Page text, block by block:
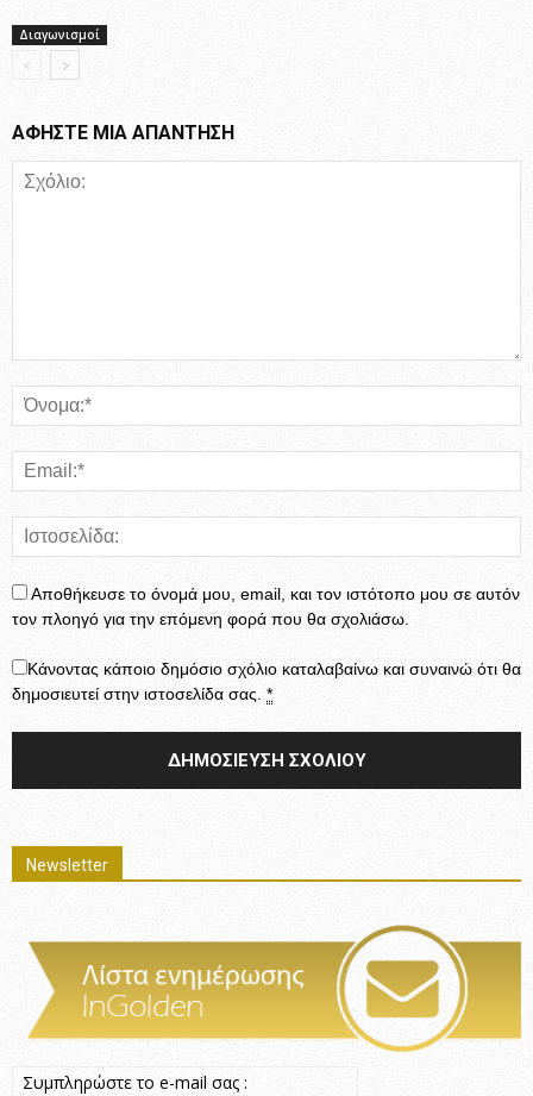
Διαγωνισμοί
ΑΦΗΣΤΕ ΜΙΑ ΑΠΑΝΤΗΣΗ
Αποθήκευσε το όνομά μου, email, και τον ιστότοπο μου σε αυτόν
τον πλοηγό για την επόμενη φορά που θα σχολιάσω.
Κάνοντας κάποιο δημόσιο σχόλιο καταλαβαίνω και συναινώ ότι θα
δημοσιευτεί στην ιστοσελίδα σας. *
Newsletter
Συμπληρώστε το e-mail σας :